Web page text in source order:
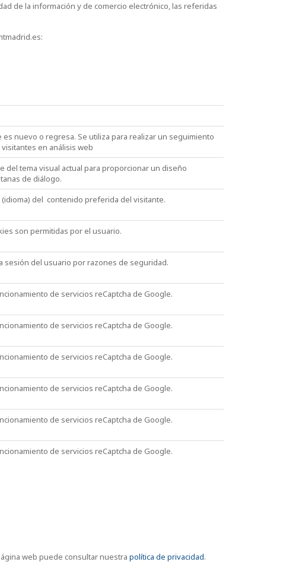
de la información y de comercio electrónico, las referidas
es nuevo o regresa. Se utiliza para realizar un seguimiento
en análisis web
del tema visual actual para proporcionar un diseño
de diálogo.
(idioma) del contenido preferida del visitante.
son permitidas por el usuario.
sesión del usuario por razones de seguridad.
de servicios reCaptcha de Google.
de servicios reCaptcha de Google.
de servicios reCaptcha de Google.
de servicios reCaptcha de Google.
de servicios reCaptcha de Google.
de servicios reCaptcha de Google.
web puede consultar nuestra política de privacidad.